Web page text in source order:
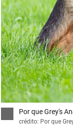
Por que Grey's
crédito: Por que